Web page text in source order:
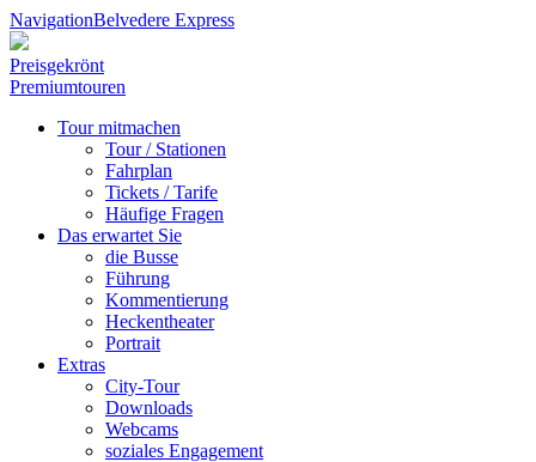
NavigationBelvedere Express
Preisgekrönt
Premiumtouren
Tour mitmachen
Tour / Stationen
Fahrplan
Tickets / Tarife
Häufige Fragen
Das erwartet Sie
die Busse
Führung
Kommentierung
Heckentheater
Portrait
Extras
City-Tour
Downloads
Webcams
soziales Engagement